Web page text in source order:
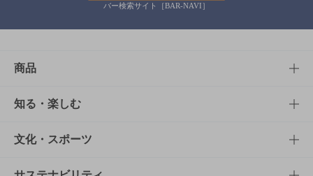
バー検索サイト［BAR-NAVI］
商品
商品TOP
商品一覧
商品発売情報
知る・楽しむ
知る・楽しむTOP
キャンペーン
文化・スポーツ